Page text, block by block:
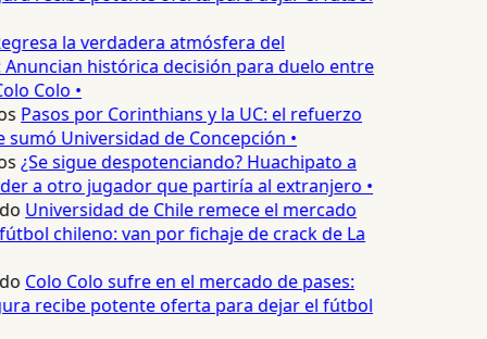
la verdadera atmósfera del
histórica decisión para duelo entre
Colo •
Pasos por Corinthians y la UC: el refuerzo
Universidad de Concepción •
¿Se sigue despotenciando? Huachipato a
a otro jugador que partiría al extranjero •
Universidad de Chile remece el mercado
chileno: van por fichaje de crack de La
Colo Colo sufre en el mercado de pases:
recibe potente oferta para dejar el fútbol